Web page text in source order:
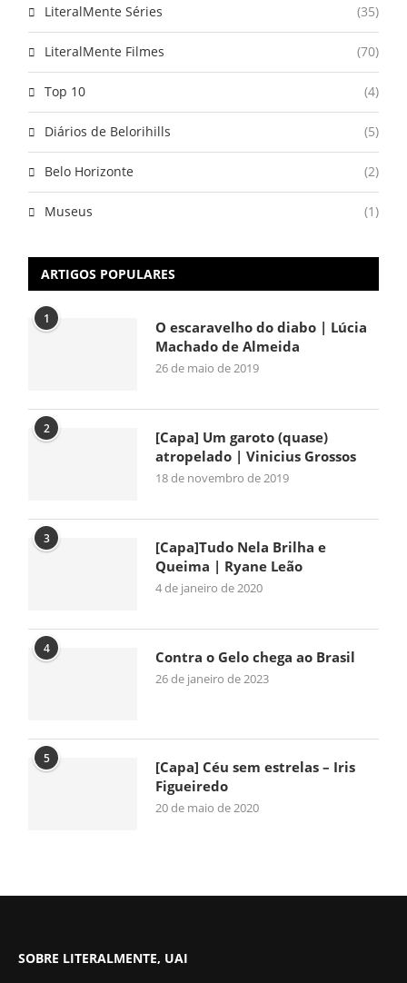
LiteralMente Séries (35)
LiteralMente Filmes (70)
Top 10 (4)
Diários de Belorihills (5)
Belo Horizonte (2)
Museus (1)
ARTIGOS POPULARES
1
O escaravelho do diabo | Lúcia
Machado de Almeida
26 de maio de 2019
2
[Capa] Um garoto (quase)
atropelado | Vinicius Grossos
18 de novembro de 2019
3
[Capa]Tudo Nela Brilha e
Queima | Ryane Leão
4 de janeiro de 2020
4 Contra o Gelo chega ao Brasil
26 de janeiro de 2023
5
[Capa] Céu sem estrelas – Iris
Figueiredo
20 de maio de 2020
SOBRE LITERALMENTE, UAI